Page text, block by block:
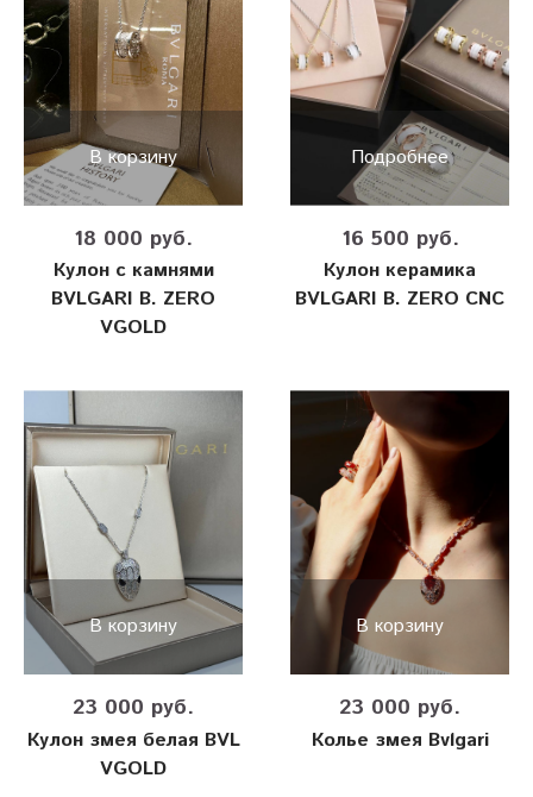
В корзину
18 000 руб.
Кулон с камнями
BVLGARI B. ZERO
VGOLD
Подробнее
16 500 руб.
Кулон керамика
BVLGARI B. ZERO CNC
В корзину
23 000 руб.
Кулон змея белая BVL
VGOLD
В корзину
23 000 руб.
Колье змея Bvlgari